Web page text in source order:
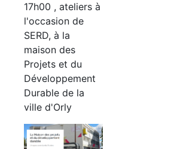
17h00 , ateliers à
l'occasion de
SERD, à la
maison des
Projets et du
Développement
Durable de la
ville d'Orly